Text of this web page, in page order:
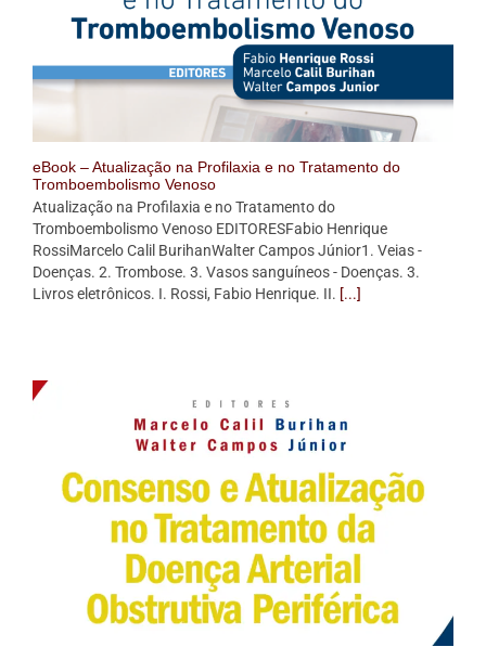
eBook – Atualização na Profilaxia e no Tratamento do
Tromboembolismo Venoso
Atualização na Profilaxia e no Tratamento do
Tromboembolismo Venoso EDITORESFabio Henrique
RossiMarcelo Calil BurihanWalter Campos Júnior1. Veias -
Doenças. 2. Trombose. 3. Vasos sanguíneos - Doenças. 3.
Livros eletrônicos. I. Rossi, Fabio Henrique. II. [...]